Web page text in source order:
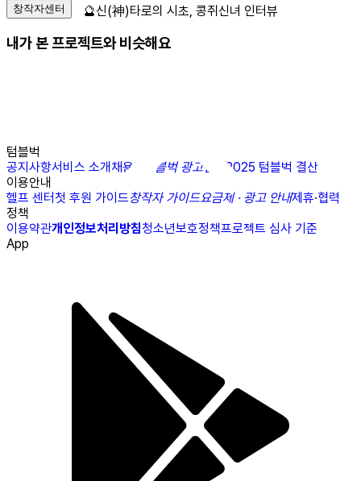
창작자센터
내가 본 프로젝트와 비슷해요
텀블벅
공지사항서비스 소개채용N 텀블벅 광고센터
2025 텀블벅 결산
이용안내
헬프 센터첫 후원 가이드창작자 가이드요금제 · 광고 안내제휴·협력
정책
이용약관개인정보처리방침청소년보호정책프로젝트 심사 기준
App
🔮신(神)타로의 시초, 콩쥐신녀 인터뷰